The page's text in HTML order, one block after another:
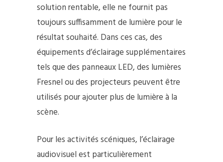
solution rentable, elle ne fournit pas
toujours suffisamment de lumière pour le
résultat souhaité. Dans ces cas, des
équipements d’éclairage supplémentaires
tels que des panneaux LED, des lumières
Fresnel ou des projecteurs peuvent être
utilisés pour ajouter plus de lumière à la
scène.
Pour les activités scéniques, l’éclairage
audiovisuel est particulièrement